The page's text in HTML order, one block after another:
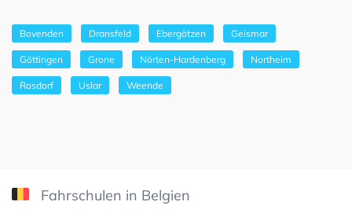
Bovenden Dransfeld Ebergötzen Geismar
Göttingen Grone Nörten-Hardenberg Northeim
Rosdorf Uslar Weende
Fahrschulen in Belgien